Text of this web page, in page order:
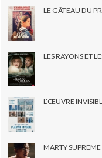
LE GÂTEAU DU
LES RAYONS ET
L’ŒUVRE
MARTY